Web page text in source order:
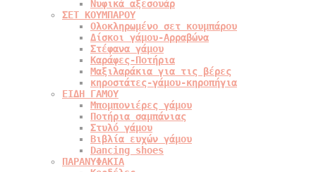
Νυφικά αξεσουάρ
ΣΕΤ ΚΟΥΜΠΑΡΟΥ
Ολοκληρωμένο σετ κουμπάρου
Δίσκοι γάμου-Αρραβώνα
Στέφανα γάμου
Καράφες-Ποτήρια
Μαξιλαράκια για τις βέρες
κηροστάτες-γάμου-κηροπήγια
ΕΙΔΗ ΓΑΜΟΥ
Μπομπονιέρες γάμου
Ποτήρια σαμπάνιας
Στυλό γάμου
Βιβλία ευχών γάμου
Dancing shoes
ΠΑΡΑΝΥΦΑΚΙΑ